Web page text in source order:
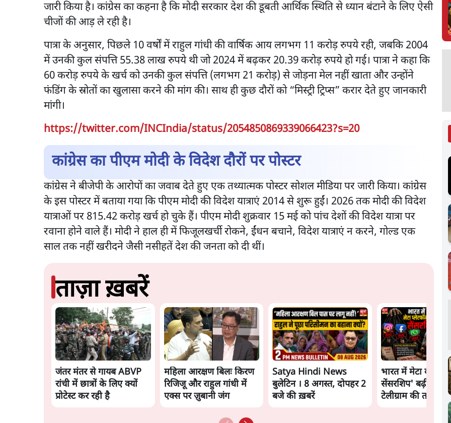
जारी किया है। कांग्रेस का कहना है कि मोदी सरकार देश की डूबती आर्थिक स्थिति से ध्यान बंटाने के लिए ऐसी
चीजों की आड़ ले रही है।
पात्रा के अनुसार, पिछले 10 वर्षों में राहुल गांधी की वार्षिक आय लगभग 11 करोड़ रुपये रही, जबकि 2004
में उनकी कुल संपत्ति 55.38 लाख रुपये थी जो 2024 में बढ़कर 20.39 करोड़ रुपये हो गई। पात्रा ने कहा कि
60 करोड़ रुपये के खर्च को उनकी कुल संपत्ति (लगभग 21 करोड़) से जोड़ना मेल नहीं खाता और उन्होंने
फंडिंग के स्रोतों का खुलासा करने की मांग की। साथ ही कुछ दौरों को “मिस्ट्री ट्रिप्स” करार देते हुए जानकारी
मांगी।
https://twitter.com/INCIndia/status/2054850869339066423?s=20
कांग्रेस का पीएम मोदी के विदेश दौरों पर पोस्टर
कांग्रेस ने बीजेपी के आरोपों का जवाब देते हुए एक तथ्यात्मक पोस्टर सोशल मीडिया पर जारी किया। कांग्रेस
के इस पोस्टर में बताया गया कि पीएम मोदी की विदेश यात्राएं 2014 से शुरू हुईं। 2026 तक मोदी की विदेश
यात्राओं पर 815.42 करोड़ खर्च हो चुके हैं। पीएम मोदी शुक्रवार 15 मई को पांच देशों की विदेश यात्रा पर
रवाना होने वाले हैं। मोदी ने हाल ही में फिजूलखर्ची रोकने, ईंधन बचाने, विदेश यात्राएं न करने, गोल्ड एक
साल तक नहीं खरीदने जैसी नसीहतें देश की जनता को दी थीं।
ताज़ा ख़बरें
जंतर मंतर से गायब ABVP
रांची में छात्रों के लिए क्यों
प्रोटेस्ट कर रही है
महिला आरक्षण बिलः किरण
रिजिजू और राहुल गांधी में
एक्स पर ज़ुबानी जंग
Satya Hindi News
बुलेटिन । 8 अगस्त, दोपहर 2
बजे की ख़बरें
भारत में मेटा की
सेंसरशिप' बढ़ी,
टेलीग्राम की तरफ मुड़े